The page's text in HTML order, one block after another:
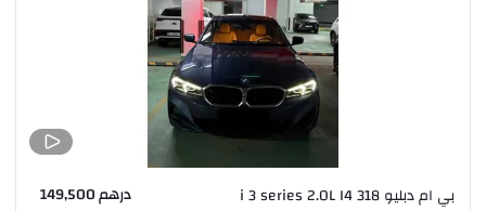
بي ام دبليو 318 i 3 series 2.0L I4 درهم 149,500